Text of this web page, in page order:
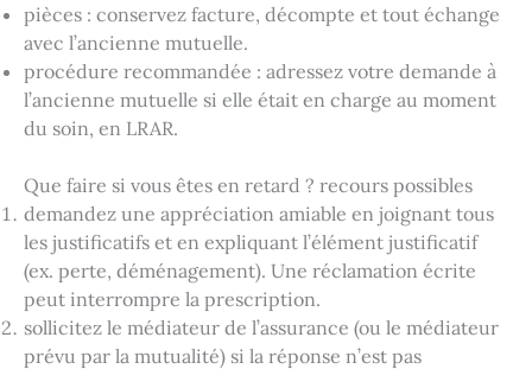
pièces : conservez facture, décompte et tout échange
avec l’ancienne mutuelle.
procédure recommandée : adressez votre demande à
l’ancienne mutuelle si elle était en charge au moment
du soin, en LRAR.
Que faire si vous êtes en retard ? recours possibles
demandez une appréciation amiable en joignant tous
les justificatifs et en expliquant l’élément justificatif
(ex. perte, déménagement). Une réclamation écrite
peut interrompre la prescription.
sollicitez le médiateur de l’assurance (ou le médiateur
prévu par la mutualité) si la réponse n’est pas